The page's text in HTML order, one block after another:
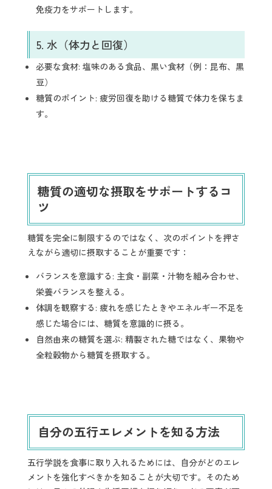
免疫力をサポートします。
5. 水（体力と回復）
必要な食材: 塩味のある食品、黒い食材（例：昆布、黒
豆）
糖質のポイント: 疲労回復を助ける糖質で体力を保ちま
す。
糖質の適切な摂取をサポートするコ
ツ
糖質を完全に制限するのではなく、次のポイントを押さ
えながら適切に摂取することが重要です：
バランスを意識する: 主食・副菜・汁物を組み合わせ、
栄養バランスを整える。
体調を観察する: 疲れを感じたときやエネルギー不足を
感じた場合には、糖質を意識的に摂る。
自然由来の糖質を選ぶ: 精製された糖ではなく、果物や
全粒穀物から糖質を摂取する。
自分の五行エレメントを知る方法
五行学説を食事に取り入れるためには、自分がどのエレ
メントを強化すべきかを知ることが大切です。そのため